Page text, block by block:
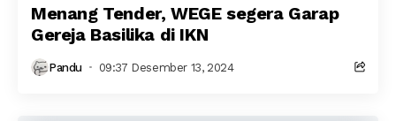
Menang Tender, WEGE segera Garap
Gereja Basilika di IKN
Pandu 09:37 Desember 13, 2024